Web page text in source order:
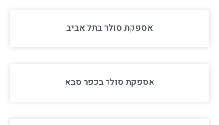
אספקת סולר בתל אביב
אספקת סולר בכפר סבא